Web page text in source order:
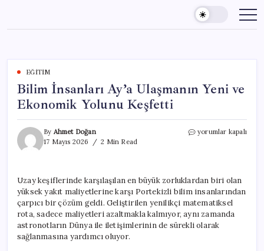
content
EĞITIM
Bilim İnsanları Ay’a Ulaşmanın Yeni ve
Ekonomik Yolunu Keşfetti
By Ahmet Doğan
17 Mayıs 2026
2 Min Read
Bilim
ve
Ekonomik
Yolunu
Keşfetti
için
yorumlar kapalı
Uzay keşiflerinde karşılaşılan en büyük zorluklardan biri olan
yüksek yakıt maliyetlerine karşı Portekizli bilim insanlarından
çarpıcı bir çözüm geldi. Geliştirilen yenilikçi matematiksel
rota, sadece maliyetleri azaltmakla kalmıyor, aynı zamanda
astronotların Dünya ile iletişimlerinin de sürekli olarak
sağlanmasına yardımcı oluyor.